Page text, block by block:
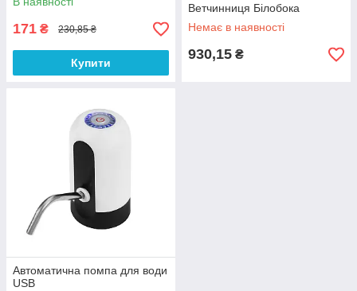
171 ₴ 230,85 ₴
Купити
Ветчинниця Білобока
Немає в наявності
930,15 ₴
Автоматична помпа для води
USB